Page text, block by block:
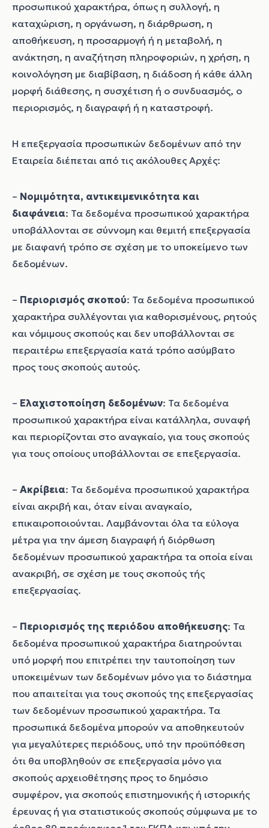
προσωπικού χαρακτήρα, όπως η συλλογή, η
καταχώριση, η οργάνωση, η διάρθρωση, η
αποθήκευση, η προσαρμογή ή η μεταβολή, η
ανάκτηση, η αναζήτηση πληροφοριών, η χρήση, η
κοινολόγηση με διαβίβαση, η διάδοση ή κάθε άλλη
μορφή διάθεσης, η συσχέτιση ή ο συνδυασμός, ο
περιορισμός, η διαγραφή ή η καταστροφή.
Η επεξεργασία προσωπικών δεδομένων από την
Εταιρεία διέπεται από τις ακόλουθες Αρχές:
– Νομιμότητα, αντικειμενικότητα και
διαφάνεια: Τα δεδομένα προσωπικού χαρακτήρα
υποβάλλονται σε σύννομη και θεμιτή επεξεργασία
με διαφανή τρόπο σε σχέση με το υποκείμενο των
δεδομένων.
– Περιορισμός σκοπού: Τα δεδομένα προσωπικού
χαρακτήρα συλλέγονται για καθορισμένους, ρητούς
και νόμιμους σκοπούς και δεν υποβάλλονται σε
περαιτέρω επεξεργασία κατά τρόπο ασύμβατο
προς τους σκοπούς αυτούς.
– Ελαχιστοποίηση δεδομένων: Τα δεδομένα
προσωπικού χαρακτήρα είναι κατάλληλα, συναφή
και περιορίζονται στο αναγκαίο, για τους σκοπούς
για τους οποίους υποβάλλονται σε επεξεργασία.
– Ακρίβεια: Τα δεδομένα προσωπικού χαρακτήρα
είναι ακριβή και, όταν είναι αναγκαίο,
επικαιροποιούνται. Λαμβάνονται όλα τα εύλογα
μέτρα για την άμεση διαγραφή ή διόρθωση
δεδομένων προσωπικού χαρακτήρα τα οποία είναι
ανακριβή, σε σχέση με τους σκοπούς τής
επεξεργασίας.
– Περιορισμός της περιόδου αποθήκευσης: Τα
δεδομένα προσωπικού χαρακτήρα διατηρούνται
υπό μορφή που επιτρέπει την ταυτοποίηση των
υποκειμένων των δεδομένων μόνο για το διάστημα
που απαιτείται για τους σκοπούς της επεξεργασίας
των δεδομένων προσωπικού χαρακτήρα. Τα
προσωπικά δεδομένα μπορούν να αποθηκευτούν
για μεγαλύτερες περιόδους, υπό την προϋπόθεση
ότι θα υποβληθούν σε επεξεργασία μόνο για
σκοπούς αρχειοθέτησης προς το δημόσιο
συμφέρον, για σκοπούς επιστημονικής ή ιστορικής
έρευνας ή για στατιστικούς σκοπούς σύμφωνα με το